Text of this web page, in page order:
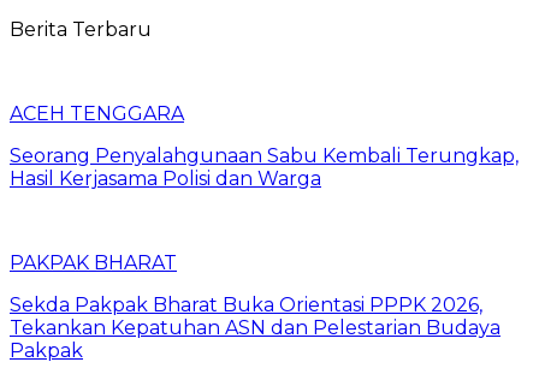
Berita Terbaru
ACEH TENGGARA
Seorang Penyalahgunaan Sabu Kembali Terungkap,
Hasil Kerjasama Polisi dan Warga
PAKPAK BHARAT
Sekda Pakpak Bharat Buka Orientasi PPPK 2026,
Tekankan Kepatuhan ASN dan Pelestarian Budaya
Pakpak